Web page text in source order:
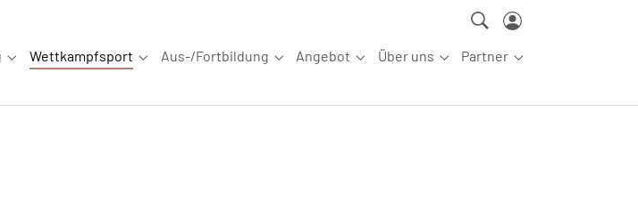
for "News"
Submenu for "Blog"
Wettkampfsport
Submenu for "Wettkampfsport"
Aus-/Fortbildung
Submenu for "Aus-/Fortbildung"
Angebot
Submenu for "Angebot"
Über uns
Submenu for "Über uns"
Partner
Submenu for